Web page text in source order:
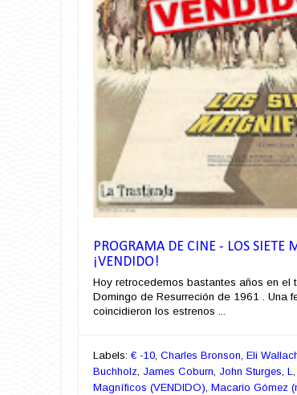
PROGRAMA DE CINE - LOS SIETE
¡VENDIDO!
Hoy retrocedemos bastantes años en el
Domingo de Resurreción de 1961 . Una
coincidieron los estrenos ...
Labels: € -10 Charles Bronson Eli
Buchholz James Coburn John Sturges L
Magníficos (VENDIDO) Macario Gómez